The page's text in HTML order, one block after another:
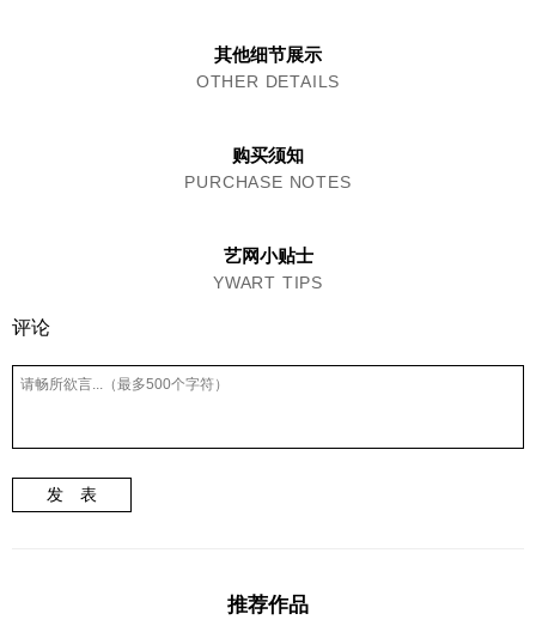
其他细节展示
OTHER DETAILS
购买须知
PURCHASE NOTES
艺网小贴士
YWART TIPS
评论
发 表
推荐作品